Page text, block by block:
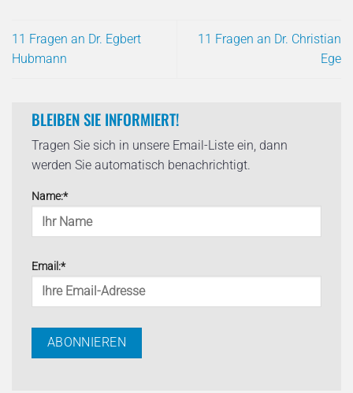
11 Fragen an Dr. Egbert
Hubmann
11 Fragen an Dr. Christian
Ege
BLEIBEN SIE INFORMIERT!
Tragen Sie sich in unsere Email-Liste ein, dann
werden Sie automatisch benachrichtigt.
Name:*
Email:*